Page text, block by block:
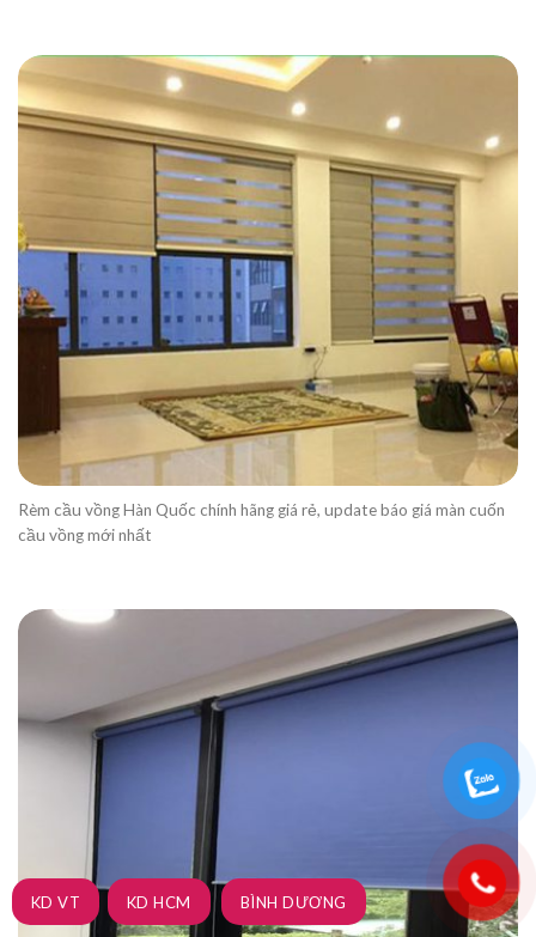
Rèm cầu vồng Hàn Quốc chính hãng giá rẻ, update báo giá màn cuốn
cầu vồng mới nhất
KD VT KD HCM BÌNH DƯƠNG